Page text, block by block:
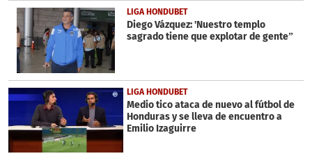
LIGA HONDUBET
Diego Vázquez: 'Nuestro templo
sagrado tiene que explotar de gente”
LIGA HONDUBET
Medio tico ataca de nuevo al fútbol de
Honduras y se lleva de encuentro a
Emilio Izaguirre